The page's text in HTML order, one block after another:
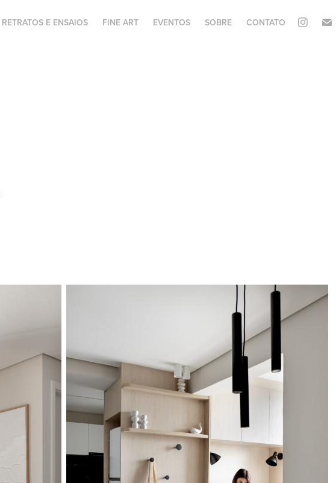
RETRATOS E ENSAIOS FINE ART EVENTOS SOBRE CONTATO